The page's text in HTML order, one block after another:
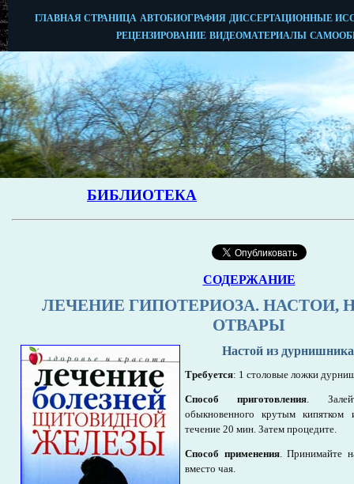
СОДЕРЖАНИЕ
ЛЕЧЕНИЕ ГИПОТЕРИОЗА. НАСТОИ,
ОТВАРЫ
Настой из
Требуется: 1 столовые ложки
Способ приготовления.
обыкновенного крутым кипятком
течение 20 мин. Затем процедите.
Способ применения. Принимайте
вместо чая.